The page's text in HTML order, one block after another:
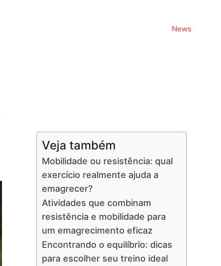
News
Veja também
Mobilidade ou resistência: qual
exercício realmente ajuda a
emagrecer?
Atividades que combinam
resistência e mobilidade para
um emagrecimento eficaz
Encontrando o equilíbrio: dicas
para escolher seu treino ideal